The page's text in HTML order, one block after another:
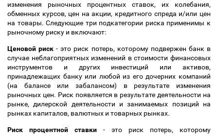
изменения рыночных процентных ставок, их колебания,
обменных курсов, цен на акции, кредитного спреда и/или цен
на товары. Следующие три подкатегории риска применимы к
рыночному риску и включают:
Ценовой риск - это риск потерь, которому подвержен банк в
случае неблагоприятных изменений в стоимости финансовых
инструментов и других инвестиций или активов,
принадлежащих банку или любой из его дочерних компаний
(на балансе или забалансом) в результате изменения
рыночных цен. Риск появляется в результате деятельности на
рынке, дилерской деятельности и занимаемых позиций на
рынках капиталов, валютных и товарных рынках.
Риск процентной ставки - это риск потерь, которому